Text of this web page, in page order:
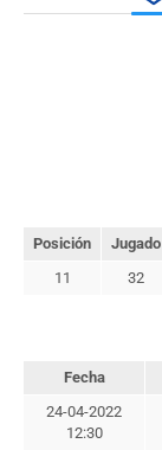
Posición Jugado
11
32
Fecha
24-04-2022
12:30